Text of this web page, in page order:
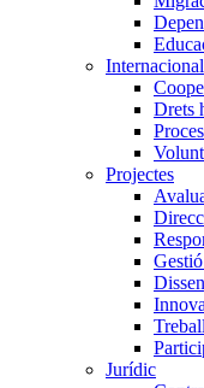
Internacional
Drets
Projectes
Jurídic